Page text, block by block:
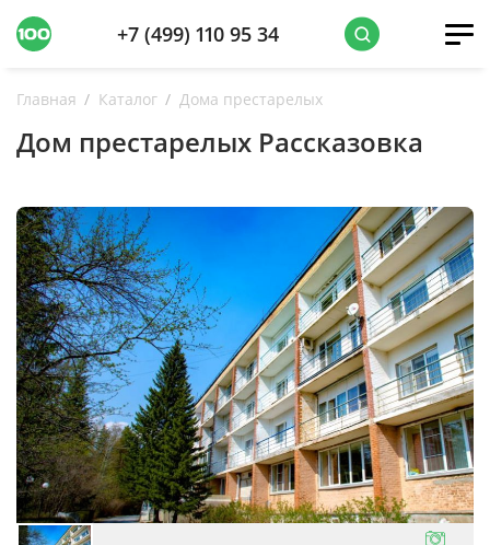
+7 (499) 110 95 34
Главная Каталог Дома престарелых
Дом престарелых Рассказовка